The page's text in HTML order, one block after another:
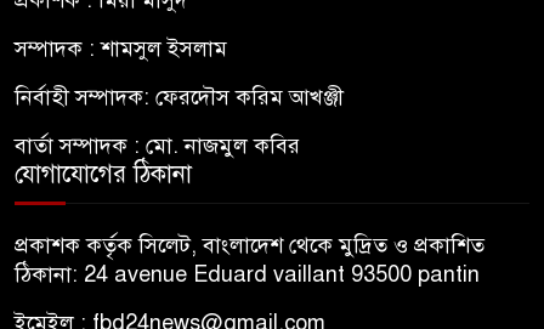
সম্পাদক : শামসুল ইসলাম
নির্বাহী সম্পাদক: ফেরদৌস করিম আখঞ্জী
বার্তা সম্পাদক : মো. নাজমুল কবির
যোগাযোগের ঠিকানা
প্রকাশক কর্তৃক সিলেট, বাংলাদেশ থেকে মুদ্রিত ও প্রকাশিত
ঠিকানা: 24 avenue Eduard vaillant 93500 pantin
ইমেইল : fbd24news@gmail.com